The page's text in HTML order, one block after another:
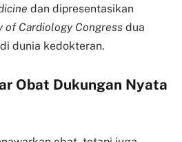
dan dipresentasikan
of Cardiology Congress dua
dunia kedokteran.
Obat Dukungan Nyata